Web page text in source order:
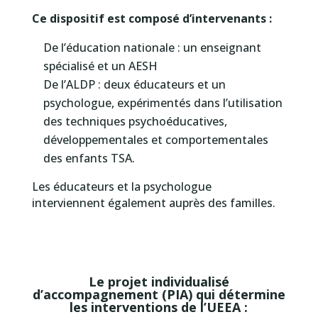
Ce dispositif est composé d’intervenants :
De l’éducation nationale : un enseignant
spécialisé et un AESH
De l’ALDP : deux éducateurs et un
psychologue, expérimentés dans l’utilisation
des techniques psychoéducatives,
développementales et comportementales
des enfants TSA.
Les éducateurs et la psychologue
interviennent également auprès des familles.
Le projet individualisé
d’accompagnement (PIA) qui détermine
les interventions de l’UEEA :